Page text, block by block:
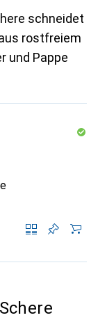
schneidet
rostfreiem
und Pappe